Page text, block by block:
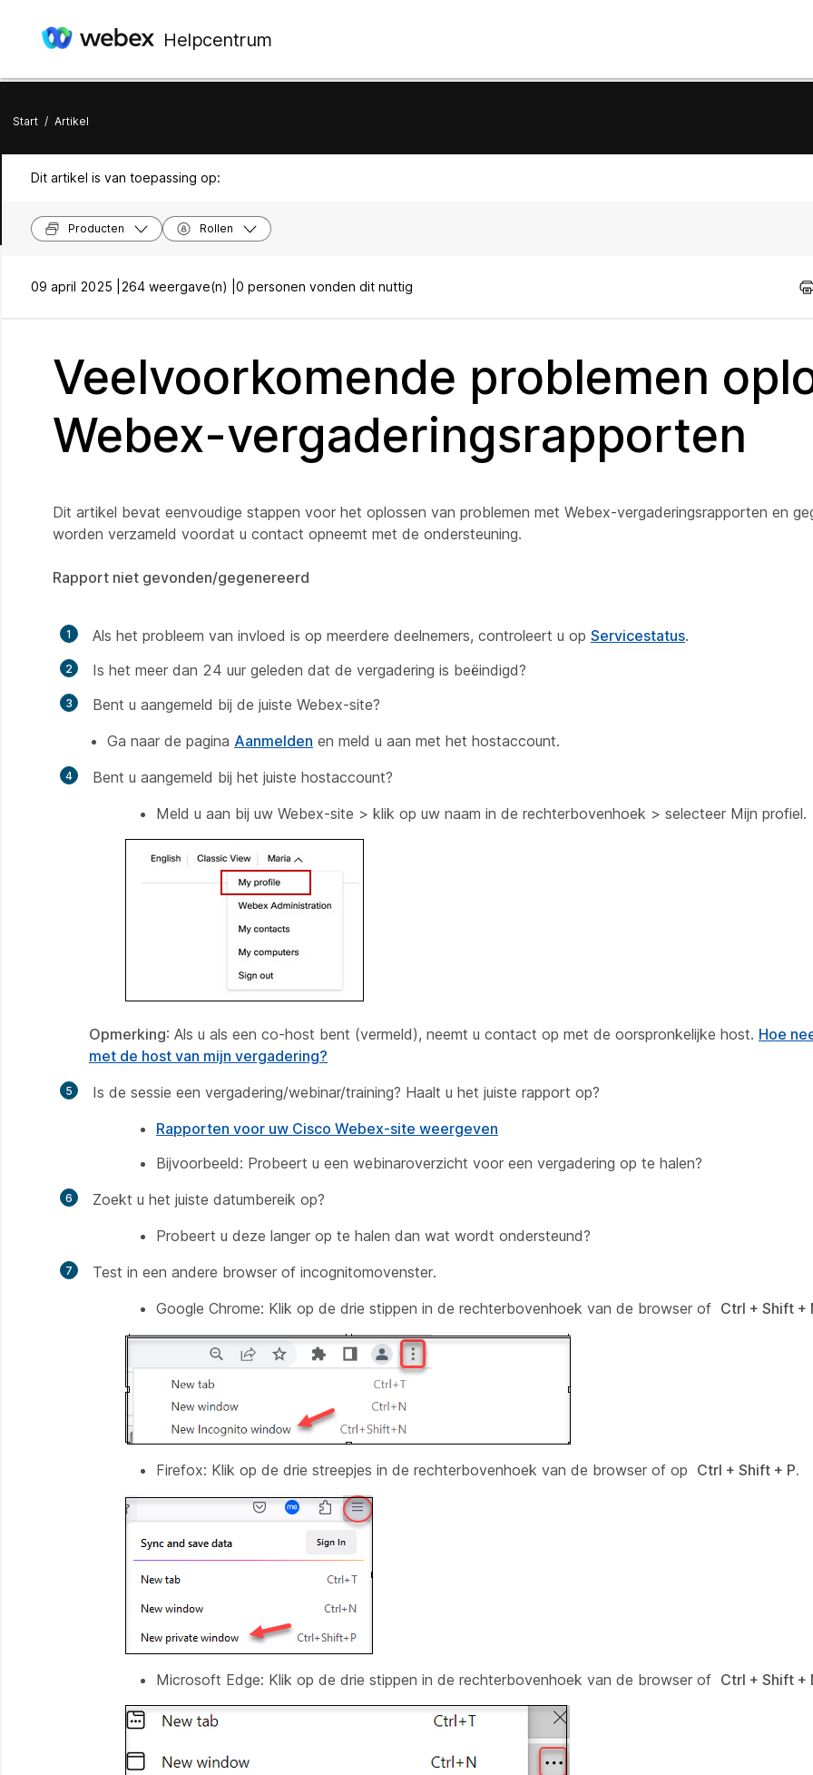
Helpcentrum
Start / Artikel
Dit artikel is van toepassing op:
Producten Rollen
09 april 2025 | 264 weergave(n) | 0 personen vonden dit nuttig
Veelvoorkomende problemen
Webex-vergaderingsrapporten
Dit artikel bevat eenvoudige stappen voor het oplossen van problemen met Webex-vergaderingsrapporten en
worden verzameld voordat u contact opneemt met de ondersteuning.
Rapport niet gevonden/gegenereerd
Als het probleem van invloed is op meerdere deelnemers, controleert u op Servicestatus.
Is het meer dan 24 uur geleden dat de vergadering is beëindigd?
Bent u aangemeld bij de juiste Webex-site?
Ga naar de pagina Aanmelden en meld u aan met het hostaccount.
Bent u aangemeld bij het juiste hostaccount?
Meld u aan bij uw Webex-site > klik op uw naam in de rechterbovenhoek > selecteer Mijn profiel.
Opmerking: Als u als een co-host bent (vermeld), neemt u contact op met de oorspronkelijke host. Hoe
met de host van mijn vergadering?
Is de sessie een vergadering/webinar/training? Haalt u het juiste rapport op?
Rapporten voor uw Cisco Webex-site weergeven
Bijvoorbeeld: Probeert u een webinaroverzicht voor een vergadering op te halen?
Zoekt u het juiste datumbereik op?
Probeert u deze langer op te halen dan wat wordt ondersteund?
Test in een andere browser of incognitomovenster.
Google Chrome: Klik op de drie stippen in de rechterbovenhoek van de browser of Ctrl + Shift +
Firefox: Klik op de drie streepjes in de rechterbovenhoek van de browser of op Ctrl + Shift + P.
Microsoft Edge: Klik op de drie stippen in de rechterbovenhoek van de browser of Ctrl + Shift +